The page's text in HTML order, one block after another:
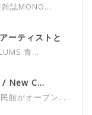
誌MONO...
ーティストと
青...
/ New C...
館がオープン...